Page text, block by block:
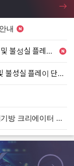
내
8/6(목) 비정상 게임 이용 의심 사용자 및 불성실 플레이 단속 안내
8/5(수) 비정상 게임 이용 의심 사용자 및 불성실 플레이 단속 안내
8/13(목) 네블론 레이드 라이브 방송 대기방 크리에이터 모집 안내